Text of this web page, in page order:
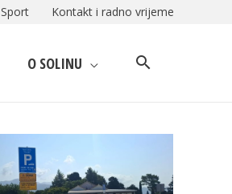
Sport Kontakt i radno vrijeme
O SOLINU